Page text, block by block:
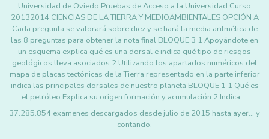
Universidad de Oviedo Pruebas de Acceso a la Universidad Curso
20132014 CIENCIAS DE LA TIERRA Y MEDIOAMBIENTALES OPCIÓN A
Cada pregunta se valorará sobre diez y se hará la media aritmética de
las 8 preguntas para obtener la nota final BLOQUE 3 1 Apoyándote en
un esquema explica qué es una dorsal e indica qué tipo de riesgos
geológicos lleva asociados 2 Utilizando los apartados numéricos del
mapa de placas tectónicas de la Tierra representado en la parte inferior
indica las principales dorsales de nuestro planeta BLOQUE 1 1 Qué es
el petróleo Explica su origen formación y acumulación 2 Indica …
37.285.854 exámenes descargados desde julio de 2015 hasta ayer... y
contando.